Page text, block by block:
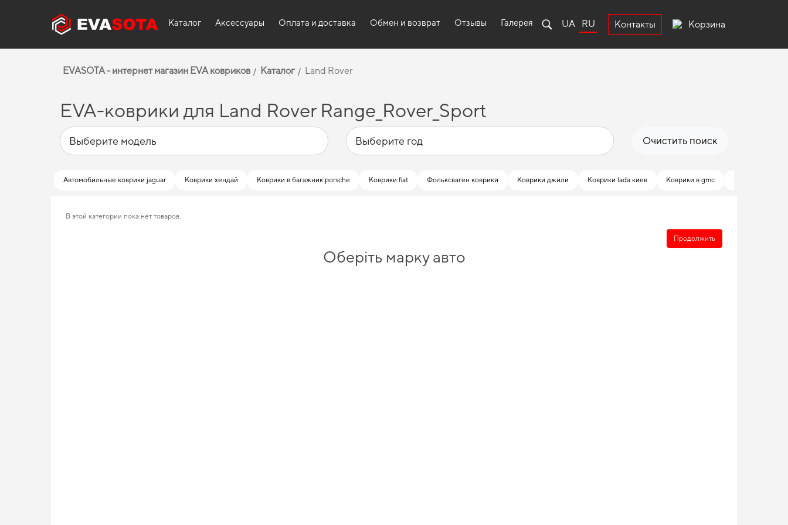
Каталог Аксессуары Оплата и доставка Обмен и возврат Отзывы Галерея UA RU Контакты Корзина
EVASOTA - интернет магазин EVA ковриков Каталог Land Rover
EVA-коврики для Land Rover Range_Rover_Sport
Очистить поиск
Автомобильные коврики jaguar Коврики хендай Коврики в багажник porsche Коврики fiat Фольксваген коврики Коврики джили Коврики lada киев Коврики в gmc
В этой категории пока нет товаров.
Продолжить